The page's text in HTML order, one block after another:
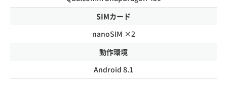
SIMカード
nanoSIM ×2
動作環境
Android 8.1